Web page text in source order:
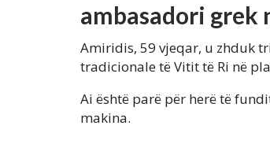
ambasadori grek
Amiridis, 59 vjeqar, u zhduk
tradicionale të Vitit të Ri në
Ai është parë për herë të
makina.